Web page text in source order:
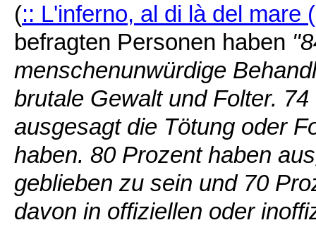
(:: L'inferno, al di là del mare
befragten Personen haben
menschenunwürdige
brutale Gewalt und Folter.
ausgesagt die Tötung oder
haben. 80 Prozent haben
geblieben zu sein und 70
davon in offiziellen oder